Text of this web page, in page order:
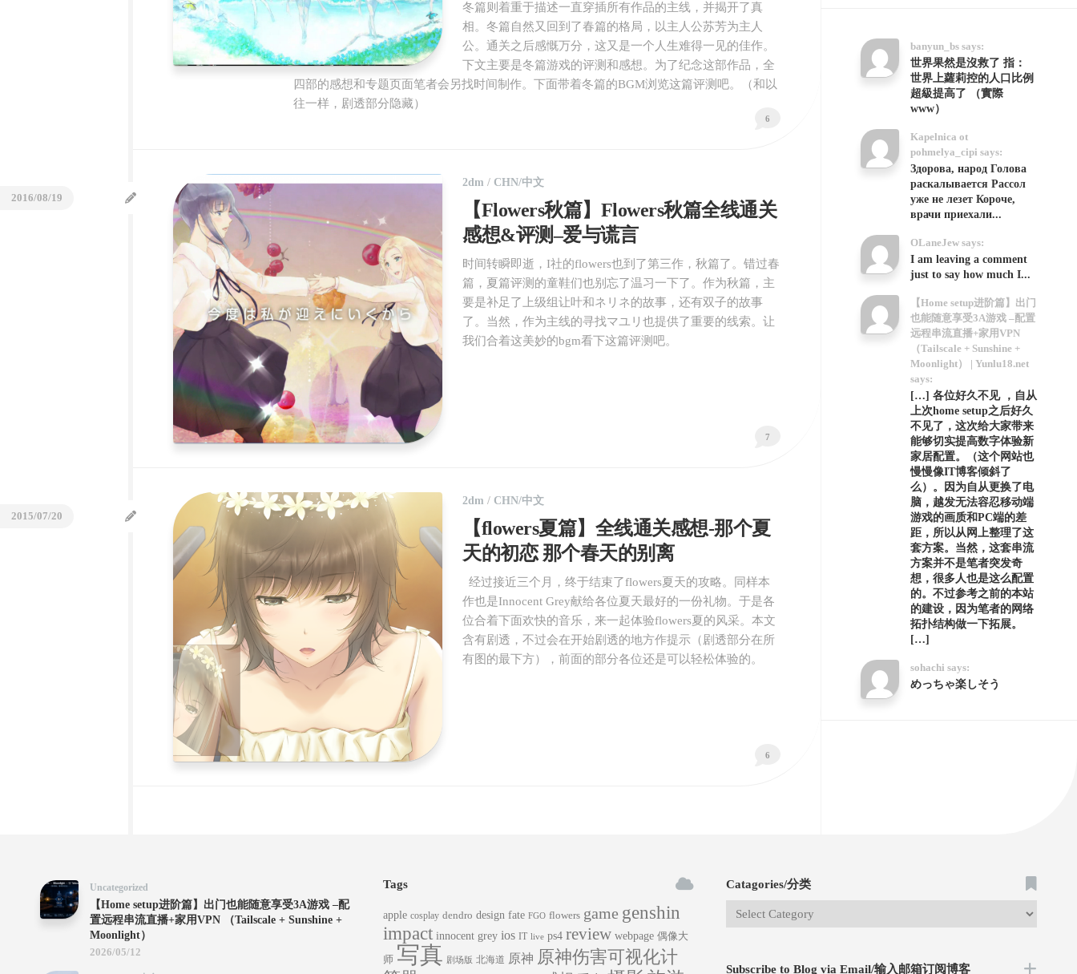
冬篇则着重于描述一直穿插所有作品的主线，并揭开了真
相。冬篇自然又回到了春篇的格局，以主人公苏芳为主人
公。通关之后感慨万分，这又是一个人生难得一见的佳作。
下文主要是冬篇游戏的评测和感想。为了纪念这部作品，全
四部的感想和专题页面笔者会另找时间制作。下面带着冬篇的BGM浏览这篇评测吧。（和以
往一样，剧透部分隐藏）
6
2dm / CHN/中文
【Flowers秋篇】Flowers秋篇全线通关
感想&评测–爱与谎言
时间转瞬即逝，I社的flowers也到了第三作，秋篇了。错过春
篇，夏篇评测的童鞋们也别忘了温习一下了。作为秋篇，主
要是补足了上级组让叶和ネリネ的故事，还有双子的故事
了。当然，作为主线的寻找マユリ也提供了重要的线索。让
我们合着这美妙的bgm看下这篇评测吧。
7
2016/08/19
2dm / CHN/中文
【flowers夏篇】全线通关感想-那个夏
天的初恋 那个春天的别离
经过接近三个月，终于结束了flowers夏天的攻略。同样本
作也是Innocent Grey献给各位夏天最好的一份礼物。于是各
位合着下面欢快的音乐，来一起体验flowers夏的风采。本文
含有剧透，不过会在开始剧透的地方作提示（剧透部分在所
有图的最下方），前面的部分各位还是可以轻松体验的。
6
2015/07/20
banyun_bs says:
世界果然是沒救了 指：
世界上蘿莉控的人口比例
超級提高了 （實際
www）
Kapelnica ot
pohmelya_cipi says:
Здорова, народ Голова
раскалывается Рассол
уже не лезет Короче,
врачи приехали...
OLaneJew says:
I am leaving a comment
just to say how much I...
【Home setup进阶篇】出门
也能随意享受3A游戏 –配置
远程串流直播+家用VPN
（Tailscale + Sunshine +
Moonlight） | Yunlu18.net
says:
[…] 各位好久不见 ，自从
上次home setup之后好久
不见了，这次给大家带来
能够切实提高数字体验新
家居配置。（这个网站也
慢慢像IT博客倾斜了
么）。因为自从更换了电
脑，越发无法容忍移动端
游戏的画质和PC端的差
距，所以从网上整理了这
套方案。当然，这套串流
方案并不是笔者突发奇
想，很多人也是这么配置
的。不过参考之前的本站
的建设，因为笔者的网络
拓扑结构做一下拓展。
[…]
sohachi says:
めっちゃ楽しそう
Uncategorized
【Home setup进阶篇】出门也能随意享受3A游戏 –配
置远程串流直播+家用VPN （Tailscale + Sunshine +
Moonlight）
2026/05/12
Tags
apple cosplay dendro design fate FGO flowers game genshin
impact innocent grey ios IT live ps4 review webpage 偶像大
师 写真 剧场版 北海道 原神 原神伤害可视化计
Catagories/分类
Subscribe to Blog via Email/输入邮箱订阅博客